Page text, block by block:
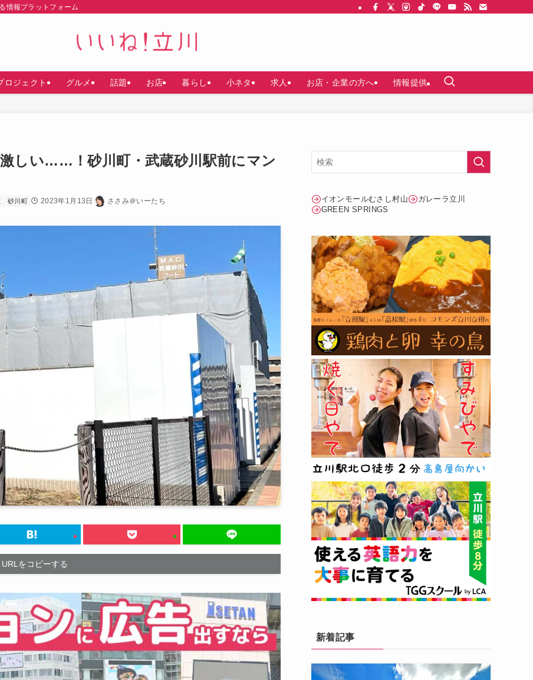
情報プラットフォーム
ロジェクト グルメ 話題 お店 暮らし 小ネタ 求人 お店・企業の方へ 情報提供
しい……！砂川町・武蔵砂川駅前にマン
砂川町 2023年1月13日 ささみ＠いーたち
URLをコピーする
イオンモールむさし村山
ガレーラ立川
GREEN SPRINGS
新着記事